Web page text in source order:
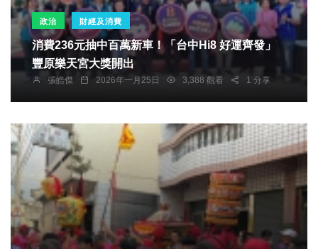
政治 財經及消費
消費236元抽中百萬新車！「台中Hi8 好運齊發」
豐原樂天宮大獎開出
張皓傑 2026年一月25日 3,388 觀看 1 分享